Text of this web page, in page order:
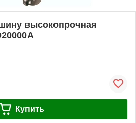
высокопрочная
Купить